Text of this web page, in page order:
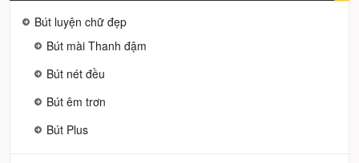
Bút luyện chữ đẹp
Bút mài Thanh đậm
Bút nét đều
Bút êm trơn
Bút Plus